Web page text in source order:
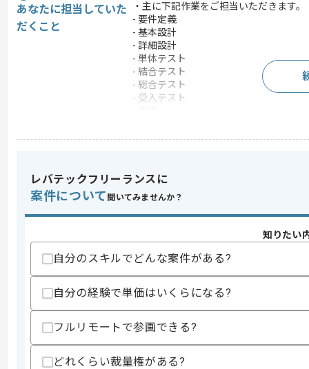
あなたに担当していた
だくこと
・主に下記作業をご担当いただきます。
- 要件定義
- 基本設計
- 詳細設計
- 単体テスト
- 結合テスト
- 総合テスト
- 受入テスト
- 見積もり
- クライアント調整
この案件のポイント
業務内容
システム開発
特徴
レバテックフリーランスに
案件について 聞いてみませんか？
知りたい
自分のスキルでどんな案件がある?
自分の経験で単価はいくらになる?
フルリモートで参画できる?
どれくらい裁量権がある?